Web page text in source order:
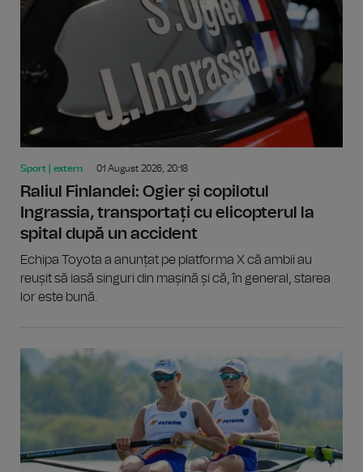
Sport | extern 01 August 2026, 20:18
Raliul Finlandei: Ogier și copilotul
Ingrassia, transportați cu elicopterul la
spital după un accident
Echipa Toyota a anunțat pe platforma X că ambii au
reușit să iasă singuri din mașină și că, în general, starea
lor este bună.